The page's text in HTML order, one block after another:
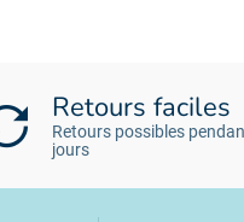
Retours faciles
Retours possibles
jours